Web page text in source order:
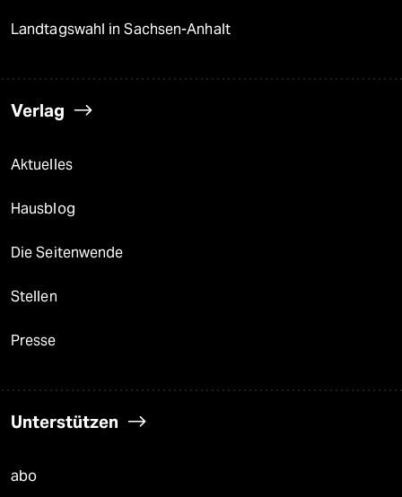
Landtagswahl in Sachsen-Anhalt
Verlag
Aktuelles
Hausblog
Die Seitenwende
Stellen
Presse
Unterstützen
abo